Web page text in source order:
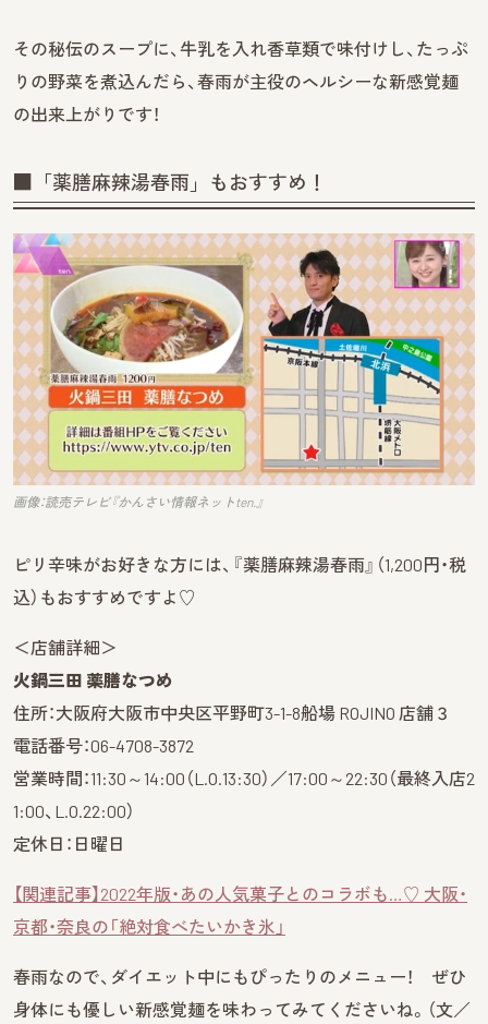
その秘伝のスープに、牛乳を入れ香草類で味付けし、たっぷ
りの野菜を煮込んだら、春雨が主役のヘルシーな新感覚麺
の出来上がりです！
■「薬膳麻辣湯春雨」もおすすめ！
画像：読売テレビ『かんさい情報ネットten.』
ピリ辛味がお好きな方には、『薬膳麻辣湯春雨』（1,200円・税
込）もおすすめですよ♡
＜店舗詳細＞
火鍋三田 薬膳なつめ
住所：大阪府大阪市中央区平野町3-1-8船場 ROJINO 店舗３
電話番号：06-4708-3872
営業時間：11:30～14:00（L.O.13:30）／17:00～22:30（最終入店2
1:00、L.O.22:00）
定休日：日曜日
【関連記事】2022年版・あの人気菓子とのコラボも…♡ 大阪・
京都・奈良の「絶対食べたいかき氷」
春雨なので、ダイエット中にもぴったりのメニュー！ ぜひ
身体にも優しい新感覚麺を味わってみてくださいね。（文／